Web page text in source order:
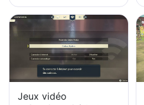
Jeux vidéo